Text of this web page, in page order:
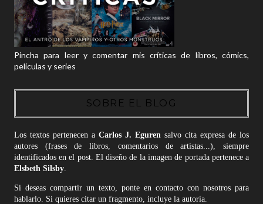
Pincha para leer y comentar mis críticas de libros, cómics,
películas y series
SOBRE EL BLOG
Los textos pertenecen a Carlos J. Egurensalvo cita expresa de los
autores (frases de libros, comentarios de artistas...), siempre
identificados en el post. El diseño de la imagen de portada pertenece a
Elsbeth Silsby.
Si deseas compartir un texto, ponte en contacto con nosotros para
hablarlo. Si quieres citar un fragmento, incluye la autoría.